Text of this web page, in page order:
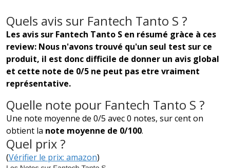
Quels avis sur Fantech Tanto S ?
Les avis sur Fantech Tanto S en résumé gràce à ces
review: Nous n'avons trouvé qu'un seul test sur ce
produit, il est donc difficile de donner un avis global
et cette note de 0/5 ne peut pas etre vraiment
représentative.
Quelle note pour Fantech Tanto S ?
Une note moyenne de 0/5 avec 0 notes, sur cent on
obtient la note moyenne de 0/100.
Quel prix ?
(Vérifier le prix: amazon)